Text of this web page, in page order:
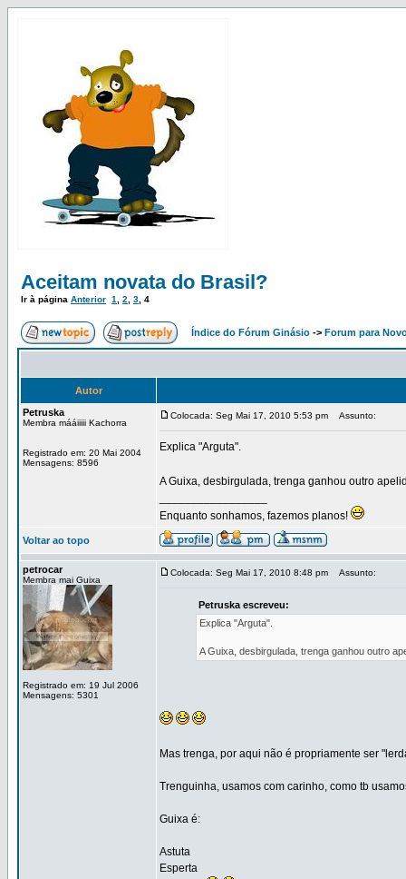
Aceitam novata do Brasil?
Ir à página Anterior 1 2 3 4
Índice do Fórum Ginásio -> Forum para
Autor
Petruska
Membra mááiiiii Kachorra
Registrado em: 20 Mai 2004
Mensagens: 8596
Colocada: Seg Mai 17, 2010 5:53 pm Assunto:
Explica "Arguta".
A Guixa, desbirgulada, trenga ganhou outro
Enquanto sonhamos, fazemos planos!
Voltar ao topo
petrocar
Membra mai Guixa
Registrado em: 19 Jul 2006
Mensagens: 5301
Colocada: Seg Mai 17, 2010 8:48 pm Assunto:
Petruska escreveu:
Explica "Arguta".
A Guixa, desbirgulada, trenga ganhou outro
Mas trenga, por aqui não é propriamente ser
Trenguinha, usamos com carinho, como tb
Guixa é:
Astuta
Esperta